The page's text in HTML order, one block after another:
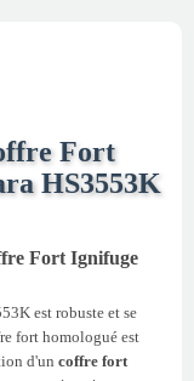
Fort
HS3553K
Fort Ignifuge
est robuste et se
fort homologué est
d'un coffre fort